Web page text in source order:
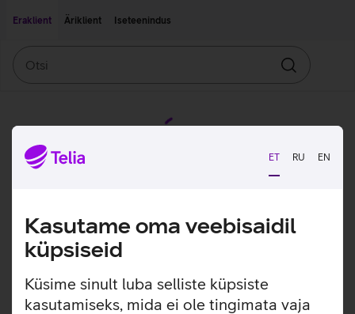
ET RU EN
Kasutame oma veebisaidil
küpsiseid
Küsime sinult luba selliste küpsiste
kasutamiseks, mida ei ole tingimata vaja
Eraklient
Äriklient Iseteenindus
Otsin